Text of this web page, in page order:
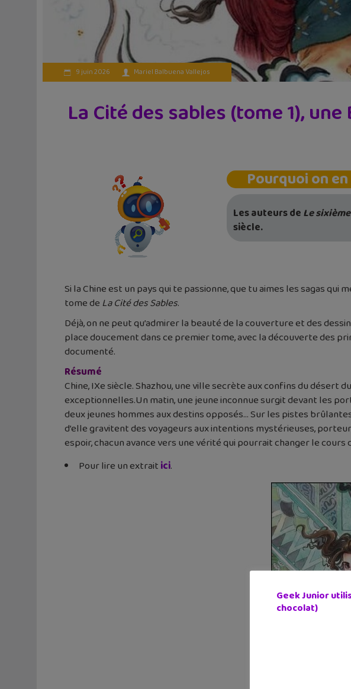
9 juin 2026 Mariel Balbuena Vallejos
La Cité des sables (tome 1),
Pourquoi on
Les auteurs deLe
siècle.
Si la Chine est un pays qui te passionne, que tu aimes les sagas
tome de La Cité des Sables.
Déjà, on ne peut qu’admirer la beauté de la couverture et des
place doucement dans ce premier tome, avec la découverte des
documenté.
Résumé
Chine, IXe siècle. Shazhou, une ville secrète aux confins du
exceptionnelles.Un matin, une jeune inconnue surgit devant les
deux jeunes hommes aux destins opposés… Sur les pistes
d’elle gravitent des voyageurs aux intentions mystérieuses,
espoir, chacun avance vers une vérité qui pourrait changer le cours
Pour lire un extraitici.
Geek Junior
chocolat)